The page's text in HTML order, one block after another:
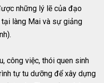
những lý lẽ của đạo
làng Mai và sự giảng
công việc, thói quen sinh
tự tu dưỡng để xây dựng